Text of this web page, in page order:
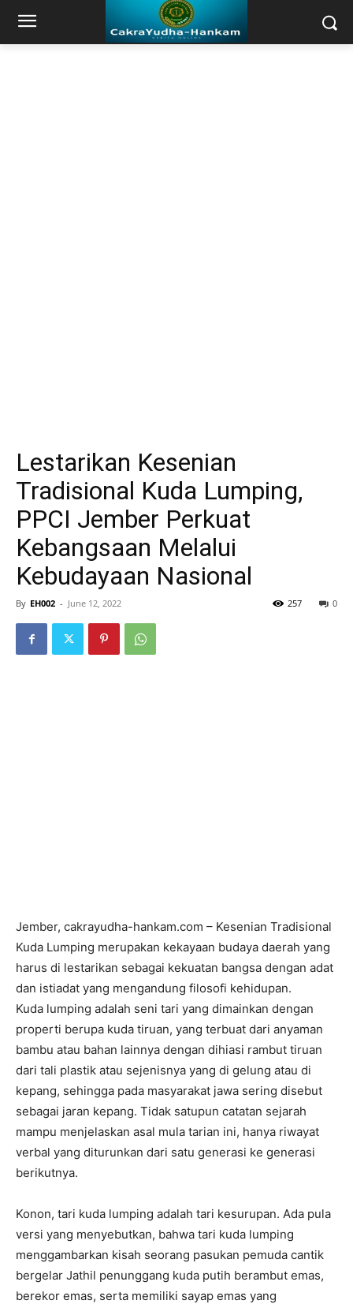
Lestarikan Kesenian
Tradisional Kuda Lumping,
PPCI Jember Perkuat
Kebangsaan Melalui
Kebudayaan Nasional
By EH002 - June 12, 2022 0
257
Jember, cakrayudha-hankam.com – Kesenian Tradisional
Kuda Lumping merupakan kekayaan budaya daerah yang
harus di lestarikan sebagai kekuatan bangsa dengan adat
dan istiadat yang mengandung filosofi kehidupan.
Kuda lumping adalah seni tari yang dimainkan dengan
properti berupa kuda tiruan, yang terbuat dari anyaman
bambu atau bahan lainnya dengan dihiasi rambut tiruan
dari tali plastik atau sejenisnya yang di gelung atau di
kepang, sehingga pada masyarakat jawa sering disebut
sebagai jaran kepang. Tidak satupun catatan sejarah
mampu menjelaskan asal mula tarian ini, hanya riwayat
verbal yang diturunkan dari satu generasi ke generasi
berikutnya.
Konon, tari kuda lumping adalah tari kesurupan. Ada pula
versi yang menyebutkan, bahwa tari kuda lumping
menggambarkan kisah seorang pasukan pemuda cantik
bergelar Jathil penunggang kuda putih berambut emas,
berekor emas, serta memiliki sayap emas yang